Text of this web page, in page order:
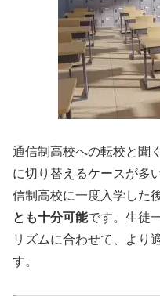
通信制高校への転校と聞
に切り替えるケースが多
信制高校に一度入学した後
とも十分可能です。 生徒
リズムに合わせて、より
す。